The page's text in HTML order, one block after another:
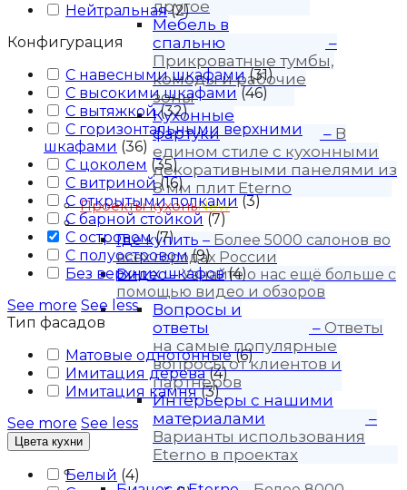
другое
Мебель в
спальню
–
Прикроватные тумбы,
комоды и рабочие
зоны
Кухонные
фартуки
– В
едином стиле с кухонными
декоративными панелями из
8 мм плит Eterno
Проекты кухоньNew
Покупателю
Где купить – Более 5000 салонов во
всех городах России
Видео–Узнайте о нас ещё больше с
помощью видео и обзоров
Вопросы и
ответы
– Ответы
на самые популярные
вопросы от клиентов и
партнеров
Интерьеры с нашими
материалами
–
Варианты использования
Eterno в проектах
Для бизнеса
Нейтральная (2)
Конфигурация
С навесными шкафами (31)
С высокими шкафами (46)
С вытяжкой (32)
С горизонтальными верхними
шкафами (36)
С цоколем (35)
С витриной (16)
С открытыми полками (3)
С барной стойкой (7)
С островом (7)
С полуостровом (9)
Без верхних шкафов (4)
See more See less
Тип фасадов
Матовые однотонные (6)
Имитация дерева (4)
Имитация камня (3)
See more See less
Цвета кухни
Белый (4)